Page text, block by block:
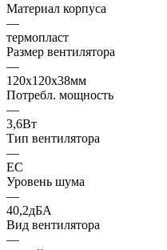
Материал корпуса
—
термопласт
Размер вентилятора
—
120x120x38мм
Потребл. мощность
—
3,6Вт
Тип вентилятора
—
EC
Уровень шума
—
40,2дБА
Вид вентилятора
—